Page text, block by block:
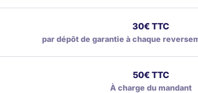
30€ TTC
par dépôt de garantie à chaque
50€ TTC
À charge du mandant